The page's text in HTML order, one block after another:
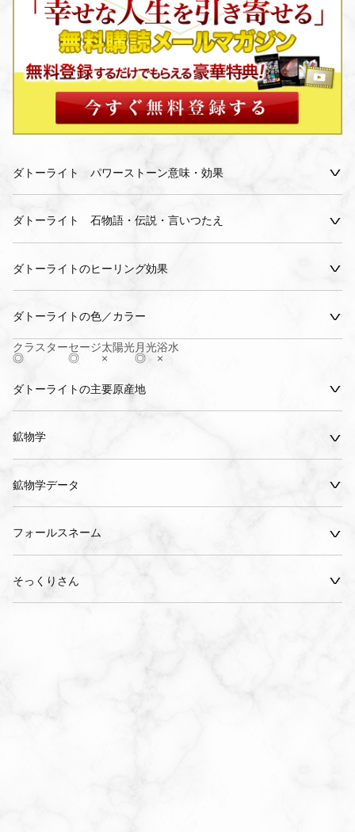
ダトーライト パワーストーン意味・効果
ダトーライト 石物語・伝説・言いつたえ
ダトーライトのヒーリング効果
ダトーライトの色／カラー
クラスターセージ太陽光月光浴水
◎
◎ × ◎ ×
ダトーライトの主要原産地
鉱物学
鉱物学データ
フォールスネーム
そっくりさん